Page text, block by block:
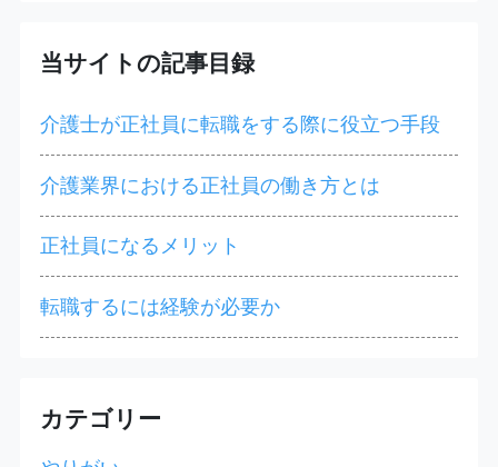
当サイトの記事目録
介護士が正社員に転職をする際に役立つ手段
介護業界における正社員の働き方とは
正社員になるメリット
転職するには経験が必要か
カテゴリー